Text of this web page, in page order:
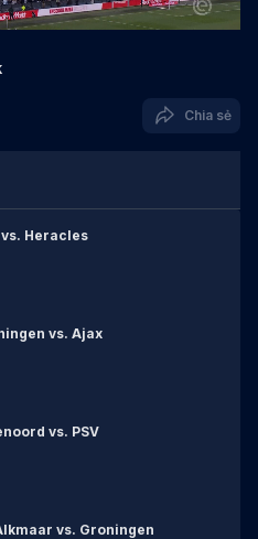
Chia sẻ
vs. Heracles
vs. Ajax
vs. PSV
vs. Groningen